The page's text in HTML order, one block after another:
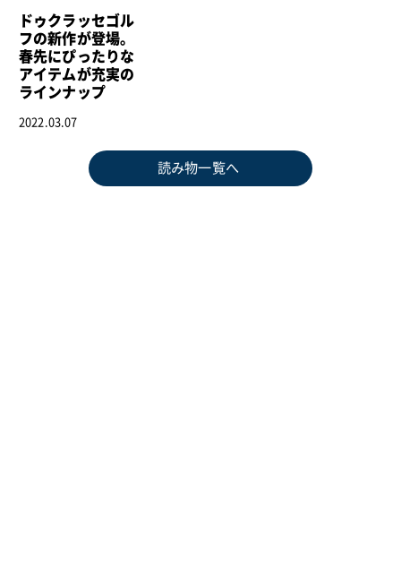
ドゥクラッセゴル
フの新作が登場。
春先にぴったりな
アイテムが充実の
ラインナップ
2022.03.07
読み物一覧へ